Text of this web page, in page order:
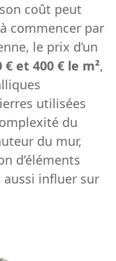
coût peut
commencer par
le prix d’un
€ et 400 € le m²,
utilisées
du
du mur,
d’éléments
influer sur